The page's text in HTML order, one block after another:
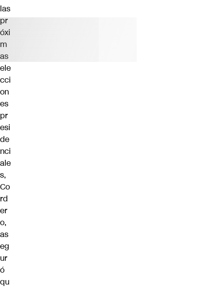
las
pr
óxi
m
as
ele
cci
on
es
pr
esi
de
nci
ale
s,
Co
rd
er
o,
as
eg
ur
ó
qu